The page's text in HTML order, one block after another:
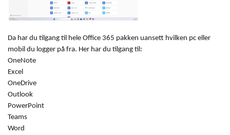
Da har du tilgang til hele Office 365 pakken uansett hvilken pc eller
mobil du logger på fra. Her har du tilgang til:
OneNote
Excel
OneDrive
Outlook
PowerPoint
Teams
Word